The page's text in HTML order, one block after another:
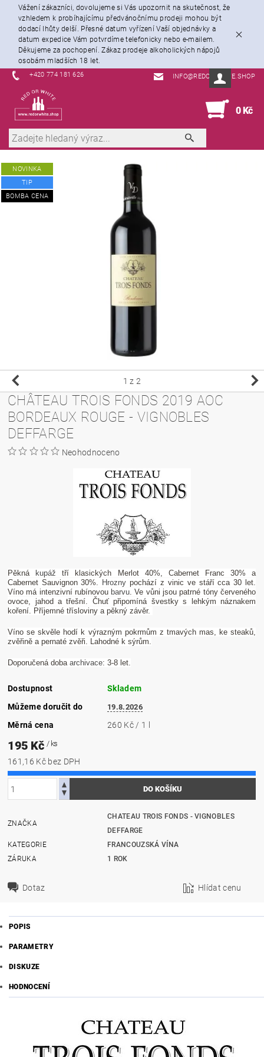
Vážení zákazníci, dovolujeme si Vás upozornit na skutečnost, že
vzhledem k probíhajícímu předvánočnímu prodeji mohou být
dodací lhůty delší. Přesné datum vyřízení Vaší objednávky a
datum expedice Vám potvrdíme telefonicky nebo e-mailem.
Děkujeme za pochopení. Zákaz prodeje alkoholických nápojů
osobám mladších 18 let.
+420 774 181 626 INFO@REDORWHITE.SHOP
0 Kč
NOVINKA
TIP
BOMBA CENA
1 z 2
CHÂTEAU TROIS FONDS 2019 AOC
BORDEAUX ROUGE - VIGNOBLES
DEFFARGE
Neohodnoceno
Pěkná kupáž tří klasických Merlot 40%, Cabernet Franc 30% a
Cabernet Sauvignon 30%. Hrozny pochází z vinic ve stáří cca 30 let.
Víno má intenzivní rubínovou barvu. Ve vůni jsou patrné tóny červeného
ovoce, jahod a třešní. Čhuť připomíná švestky s lehkým náznakem
koření. Příjemné třísloviny a pěkný závěr.
Víno se skvěle hodí k výrazným pokrmům z tmavých mas, ke steaků,
zvěřině a pernaté zvěři. Lahodné k sýrům.
Doporučená dobaarchivace: 3-8 let.
Dostupnost
Skladem
Můžeme doručit do
19.8.2026
Měrná cena 260 Kč / 1 l
195 Kč / ks
161,16 Kč bez DPH
ZNAČKA
CHATEAU TROIS FONDS - VIGNOBLES
DEFFARGE
KATEGORIE
FRANCOUZSKÁ VÍNA
ZÁRUKA
1 ROK
Dotaz Hlídat cenu
POPIS
PARAMETRY
DISKUZE
HODNOCENÍ